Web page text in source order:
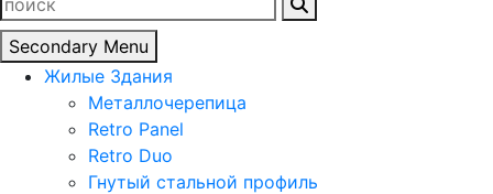
Secondary Menu
Жилые Здания
Металлочерепица
Retro Panel
Retro Duo
Гнутый стальной профиль